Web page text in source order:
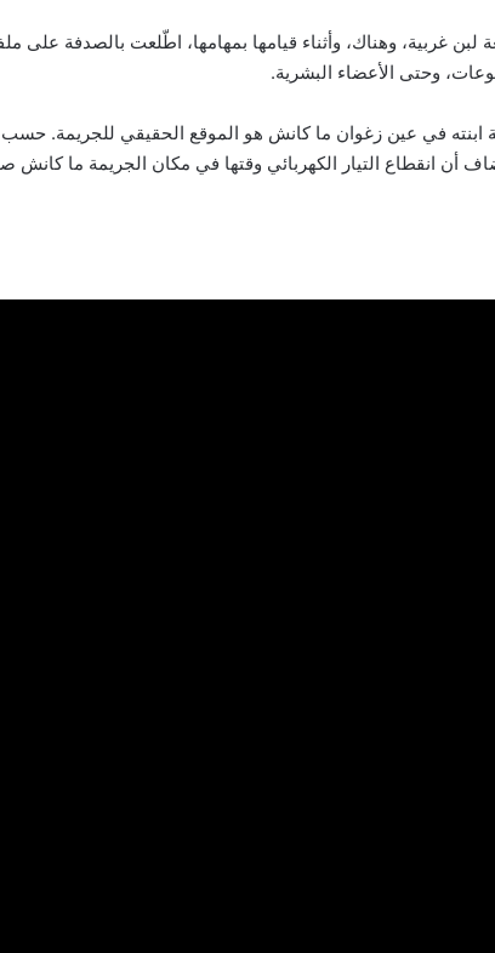
غربية، وهناك، وأثناء قيامها بمهامها، اطّلعت بالصدفة
وحتى الأعضاء البشرية.
في عين زغوان ما كانش هو الموقع الحقيقي للجريمة. حسب
أن انقطاع التيار الكهربائي وقتها في مكان الجريمة ما كانش